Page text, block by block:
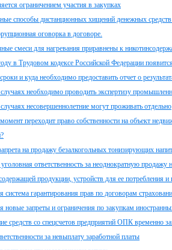
ограничением участия в закупках
способы дистанционных хищений денежных
оговорка в договоре.
смеси для нагревания приравнены к
в Трудовом кодексе Российской Федерации
и куда необходимо предоставить отчет о
необходимо проводить экспертизу
несовершеннолетние могут проживать отдельно
переходит право собственности на объект
на продажу безалкогольных тонизирующих
ответственность за неоднократную продажу
продукции, устройств для ее потребления и
система гарантирования прав по договорам
новые запреты и ограничения по закупкам
средств со спецсчетов предприятий ОПК временно
за невыплату заработной платы